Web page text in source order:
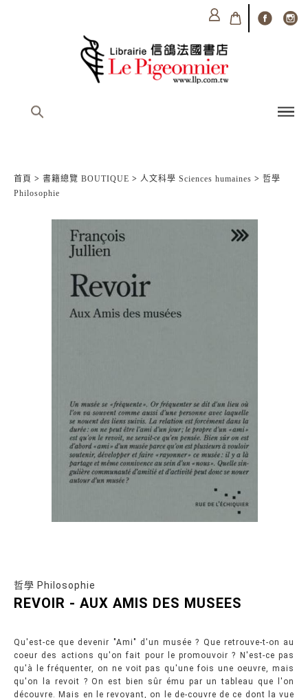
首頁 > 書籍總覽 BOUTIQUE > 人文科學 Sciences humaines > 哲學
Philosophie
哲學 Philosophie
REVOIR - AUX AMIS DES MUSEES
Qu'est-ce que devenir "Ami" d'un musée ? Que retrouve-t-on au
coeur des actions qu'on fait pour le promouvoir ? N'est-ce pas
qu'à le fréquenter, on ne voit pas qu'une fois une oeuvre, mais
qu'on la revoit ? On est bien sûr ému par un tableau que l'on
découvre. Mais en le revoyant, on le de-couvre de ce dont la vue